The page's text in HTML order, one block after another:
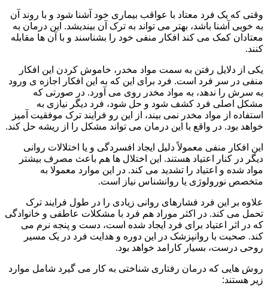
وقتی که یک فرد معتاد با عواقب بیماری خود آشنا شود و با روند آن
به خوبی آشنا باشد، بهتر می تواند به ترک آن بیندیشد. این درمان به
معتادان کمک می کند افکار منفی خود را بشناسند و با آن ها مقابله
کنند.
یکی از دلایل رفتن به سمت مواد مخدر، خاموش کردن این افکار
منفی در سر فرد است. فرد برای این که به این افکار اجازه ی ورود
به سرش را ندهد، به مواد مخدر روی می آورد. در صورتی که
مشکل اصلی فرد کشف شود و حل شود، فرد دیگر نیازی به
استفاده از مواد مخدر نمی بیند، از این رو فرایند ترک موفقیت آمیز
خواهد بود. در واقع با این درمان می تواند مشکل را از ریشه حل کند.
این افکار منفی معمولاً دلیل ایجاد افسردگی و یا اختلالات روانی
دیگر در کنار اعتیاد هستند. این اختلال ها هم باعث مصرف بیشتر
مواد شده و اعتیاد را تشدید می کند. در این موارد معمولا به
متخصص نورولوژی یا روانشناس نیاز است.
علاوه بر این فرد فشارهای روانی زیادی را در طول فرایند ترک
تحمل می کند. در اکثر موراد هم فرد با مشکلات عاطفی و خانوادگی
که در اثر اعتیاد برای فرد ایجاد شده است، دست و پنجه نرم می
کند. صحبت با روانپزشک در این دوره و هدایت فرد در یک مسیر
روحی درست، بسیار کارامد خواهد بود.
روش هایی که درمان رفتاری شناختی به کار می گیرد شامل موارد
زیر هستند: